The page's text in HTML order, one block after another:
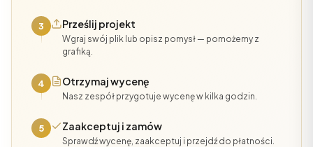
3 Prześlij projekt
Wgraj swój plik lub opisz pomysł — pomożemy z
grafiką.
4 Otrzymaj wycenę
Nasz zespół przygotuje wycenę w kilka godzin.
5 Zaakceptuj i zamów
Sprawdź wycenę, zaakceptuj i przejdź do płatności.